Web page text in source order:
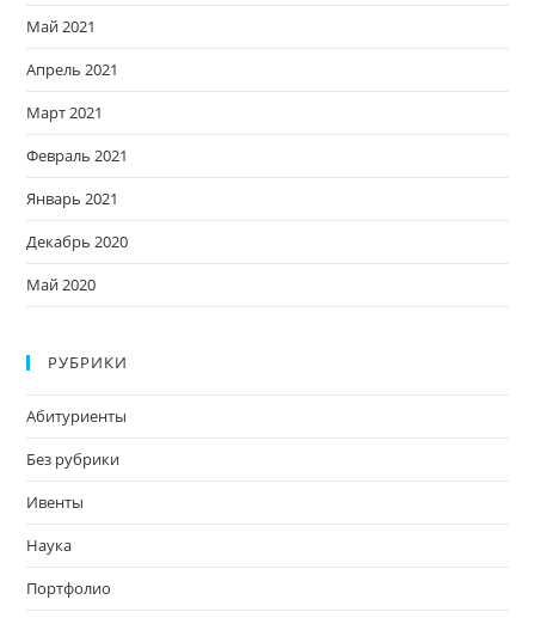
Май 2021
Апрель 2021
Март 2021
Февраль 2021
Январь 2021
Декабрь 2020
Май 2020
РУБРИКИ
Абитуриенты
Без рубрики
Ивенты
Наука
Портфолио